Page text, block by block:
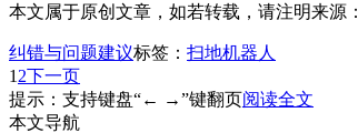
本文属于原创文章，如若转载，请注明来源：
纠错与问题建议标签： 扫地机器人
1 2下一页
提示：支持键盘“← →”键翻页阅读全文
本文导航